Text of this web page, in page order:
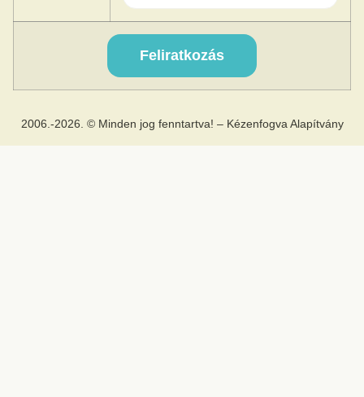
2006.-2026. © Minden jog fenntartva! – Kézenfogva Alapítvány